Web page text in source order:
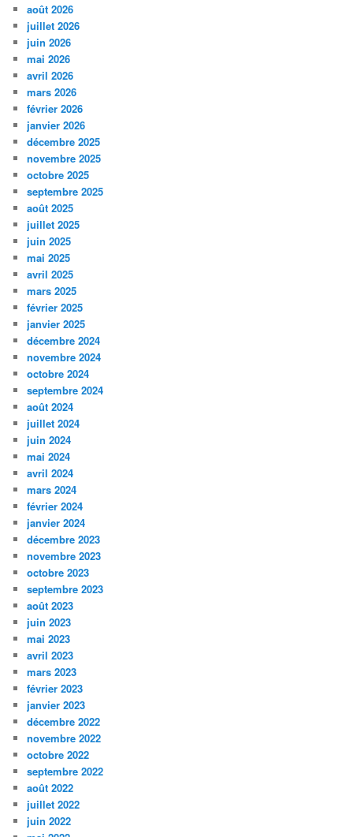
août 2026
juillet 2026
juin 2026
mai 2026
avril 2026
mars 2026
février 2026
janvier 2026
décembre 2025
novembre 2025
octobre 2025
septembre 2025
août 2025
juillet 2025
juin 2025
mai 2025
avril 2025
mars 2025
février 2025
janvier 2025
décembre 2024
novembre 2024
octobre 2024
septembre 2024
août 2024
juillet 2024
juin 2024
mai 2024
avril 2024
mars 2024
février 2024
janvier 2024
décembre 2023
novembre 2023
octobre 2023
septembre 2023
août 2023
juin 2023
mai 2023
avril 2023
mars 2023
février 2023
janvier 2023
décembre 2022
novembre 2022
octobre 2022
septembre 2022
août 2022
juillet 2022
juin 2022